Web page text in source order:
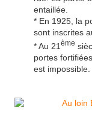
entaillée.
* En 1925, la
sont inscrites
* Au 21 ème
portes
est impossible.